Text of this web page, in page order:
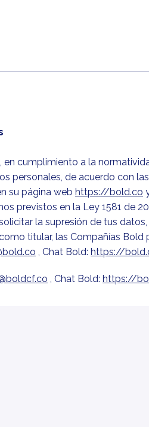
cumplimiento a la
personales, de acuerdo con
su página web https://bold.co
previstos en la Ley 1581 de
la supresión de tus
titular, las Compañías
, Chat Bold: https://
, Chat Bold: https://